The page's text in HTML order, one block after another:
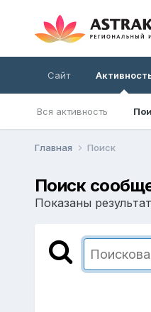
Сайт
Вся активность
Главная Поиск
Поиск
Показаны